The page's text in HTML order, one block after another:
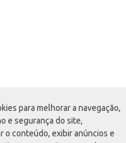
para melhorar a navegação,
e segurança do site,
o conteúdo, exibir anúncios e